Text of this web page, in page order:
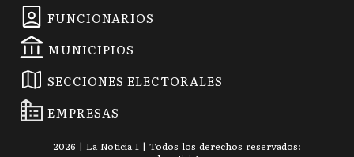
FUNCIONARIOS
MUNICIPIOS
SECCIONES ELECTORALES
EMPRESAS
2026 | La Noticia 1 | Todos los derechos reservados: